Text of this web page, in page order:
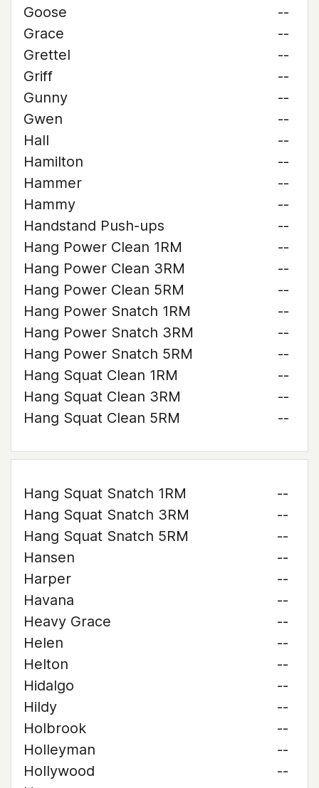
Goose
--
Grace
--
Grettel
--
Griff
--
Gunny
--
Gwen
--
Hall
--
Hamilton
--
Hammer
--
Hammy
--
Handstand Push-ups
--
Hang Power Clean 1RM
--
Hang Power Clean 3RM
--
Hang Power Clean 5RM
--
Hang Power Snatch 1RM
--
Hang Power Snatch 3RM
--
Hang Power Snatch 5RM
--
Hang Squat Clean 1RM
--
Hang Squat Clean 3RM
--
Hang Squat Clean 5RM
--
Hang Squat Snatch 1RM
--
Hang Squat Snatch 3RM
--
Hang Squat Snatch 5RM
--
Hansen
--
Harper
--
Havana
--
Heavy Grace
--
Helen
--
Helton
--
Hidalgo
--
Hildy
--
Holbrook
--
Holleyman
--
Hollywood
--